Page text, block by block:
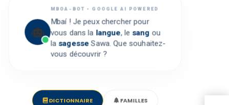
MBOA-BOT • GOOGLE AI POWERED
Mbaí ! Je peux chercher pour
vous dans la langue, le sangou
lasagesseSawa. Que souhaitez-
vous découvrir ?
DICTIONNAIRE FAMILLES